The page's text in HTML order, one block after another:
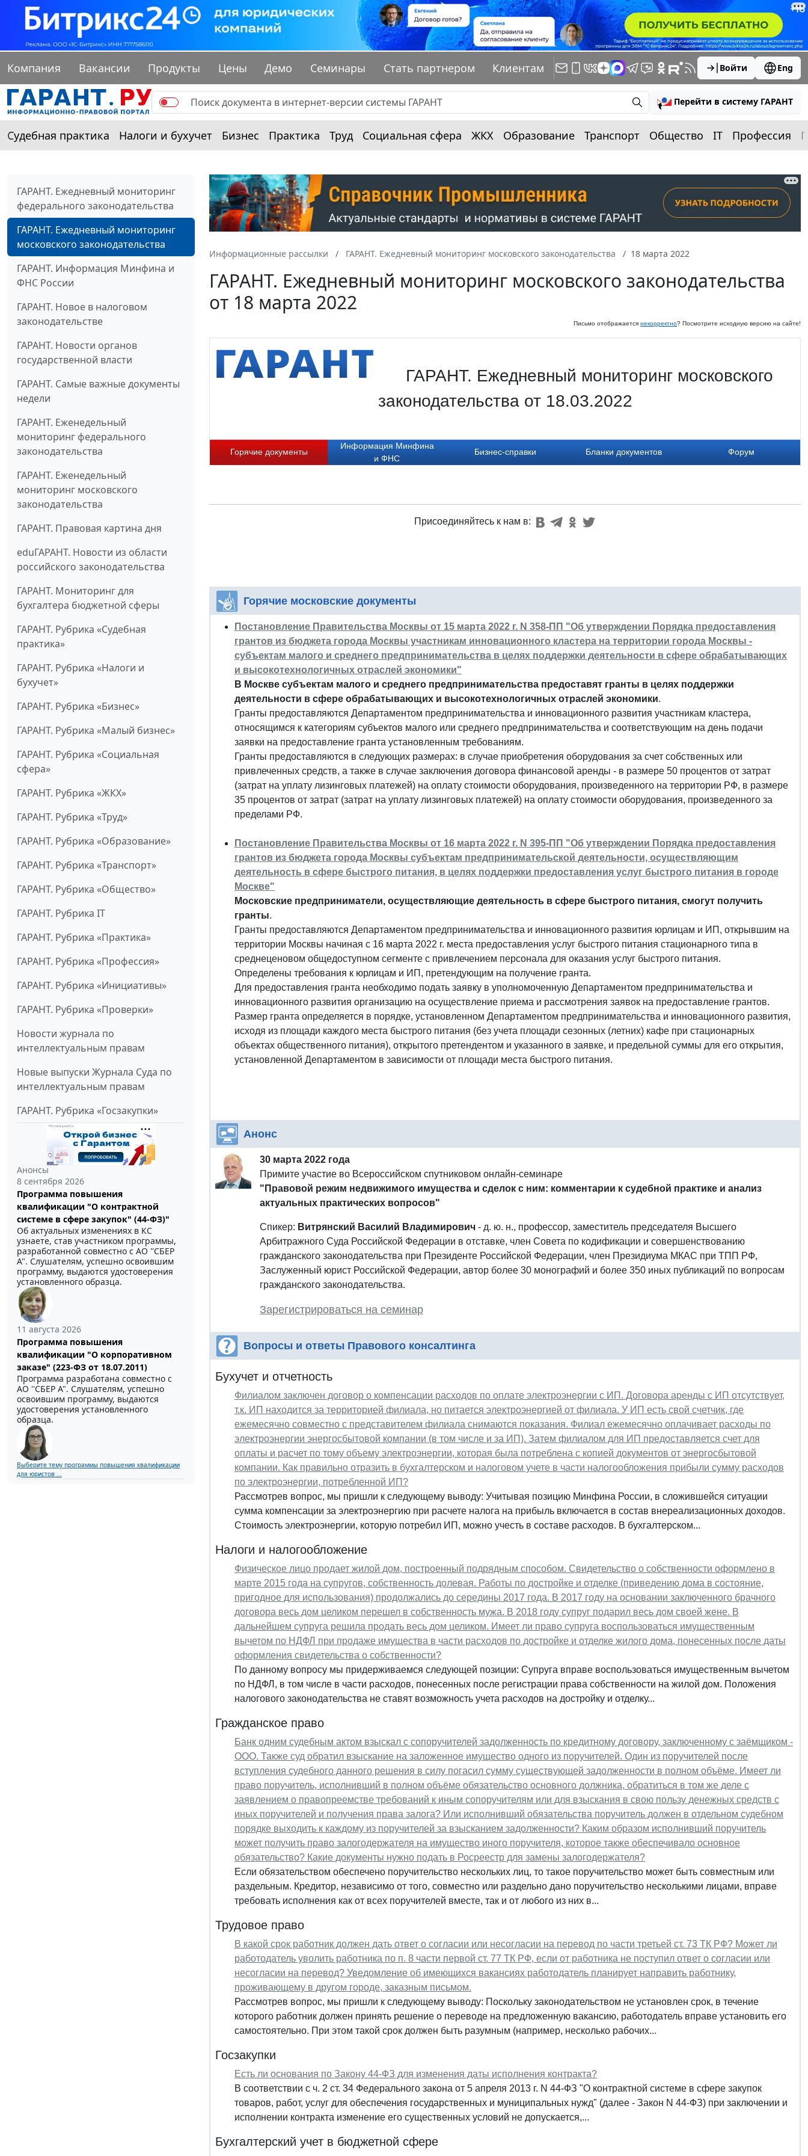
Компания Вакансии Продукты Цены Демо Семинары Стать партнером Клиентам Войти Eng
Перейти в систему ГАРАНТ
Судебная практика Налоги и бухучет Бизнес Практика Труд Социальная сфера ЖКХ Образование Транспорт Общество IT Профессия
ГАРАНТ. Ежедневный мониторинг
федерального законодательства
ГАРАНТ. Ежедневный мониторинг
московского законодательства
ГАРАНТ. Информация Минфина и
ФНС России
ГАРАНТ. Новое в налоговом
законодательстве
ГАРАНТ. Новости органов
государственной власти
ГАРАНТ. Самые важные документы
недели
ГАРАНТ. Еженедельный
мониторинг федерального
законодательства
ГАРАНТ. Еженедельный
мониторинг московского
законодательства
ГАРАНТ. Правовая картина дня
eduГАРАНТ. Новости из области
российского законодательства
ГАРАНТ. Мониторинг для
бухгалтера бюджетной сферы
ГАРАНТ. Рубрика «Судебная
практика»
ГАРАНТ. Рубрика «Налоги и
бухучет»
ГАРАНТ. Рубрика «Бизнес»
ГАРАНТ. Рубрика «Малый бизнес»
ГАРАНТ. Рубрика «Социальная
сфера»
ГАРАНТ. Рубрика «ЖКХ»
ГАРАНТ. Рубрика «Труд»
ГАРАНТ. Рубрика «Образование»
ГАРАНТ. Рубрика «Транспорт»
ГАРАНТ. Рубрика «Общество»
ГАРАНТ. Рубрика IT
ГАРАНТ. Рубрика «Практика»
ГАРАНТ. Рубрика «Профессия»
ГАРАНТ. Рубрика «Инициативы»
ГАРАНТ. Рубрика «Проверки»
Новости журнала по
интеллектуальным правам
Новые выпуски Журнала Суда по
интеллектуальным правам
ГАРАНТ. Рубрика «Госзакупки»
Анонсы
8 сентября 2026
Программа повышения
квалификации "О контрактной
системе в сфере закупок" (44-ФЗ)"
Об актуальных изменениях в КС
узнаете, став участником программы,
разработанной совместно с АО ''СБЕР
А". Слушателям, успешно освоившим
программу, выдаются удостоверения
установленного образца.
11 августа 2026
Программа повышения
квалификации "О корпоративном
заказе" (223-ФЗ от 18.07.2011)
Программа разработана совместно с
АО ''СБЕР А". Слушателям, успешно
освоившим программу, выдаются
удостоверения установленного
образца.
Выберите тему программы повышения квалификации
для юристов ...
Информационные рассылки ГАРАНТ. Ежедневный мониторинг московского законодательства 18 марта 2022
ГАРАНТ. Ежедневный мониторинг московского законодательства
от 18 марта 2022
Письмо отображается некорректно? Посмотрите исходную версию на сайте!
ГАРАНТ. Ежедневный мониторинг московского
законодательства от 18.03.2022
Горячие документы
Информация Минфина
и ФНС
Бизнес-справки Бланки документов Форум
Присоединяйтесь к нам в:
Горячие московские документы
Постановление Правительства Москвы от 15 марта 2022 г. N 358-ПП "Об утверждении Порядка предоставления
грантов из бюджета города Москвы участникам инновационного кластера на территории города Москвы -
субъектам малого и среднего предпринимательства в целях поддержки деятельности в сфере обрабатывающих
и высокотехнологичных отраслей экономики"
В Москве субъектам малого и среднего предпринимательства предоставят гранты в целях поддержки
деятельности в сфере обрабатывающих и высокотехнологичных отраслей экономики.
Гранты предоставляются Департаментом предпринимательства и инновационного развития участникам кластера,
относящимся к категориям субъектов малого или среднего предпринимательства и соответствующим на день подачи
заявки на предоставление гранта установленным требованиям.
Гранты предоставляются в следующих размерах: в случае приобретения оборудования за счет собственных или
привлеченных средств, а также в случае заключения договора финансовой аренды - в размере 50 процентов от затрат
(затрат на уплату лизинговых платежей) на оплату стоимости оборудования, произведенного на территории РФ, в размере
35 процентов от затрат (затрат на уплату лизинговых платежей) на оплату стоимости оборудования, произведенного за
пределами РФ.
Постановление Правительства Москвы от 16 марта 2022 г. N 395-ПП "Об утверждении Порядка предоставления
грантов из бюджета города Москвы субъектам предпринимательской деятельности, осуществляющим
деятельность в сфере быстрого питания, в целях поддержки предоставления услуг быстрого питания в городе
Москве"
Московские предприниматели, осуществляющие деятельность в сфере быстрого питания, смогут получить
гранты.
Гранты предоставляются Департаментом предпринимательства и инновационного развития юрлицам и ИП, открывшим на
территории Москвы начиная с 16 марта 2022 г. места предоставления услуг быстрого питания стационарного типа в
среднеценовом общедоступном сегменте с привлечением персонала для оказания услуг быстрого питания.
Определены требования к юрлицам и ИП, претендующим на получение гранта.
Для предоставления гранта необходимо подать заявку в уполномоченную Департаментом предпринимательства и
инновационного развития организацию на осуществление приема и рассмотрения заявок на предоставление грантов.
Размер гранта определяется в порядке, установленном Департаментом предпринимательства и инновационного развития,
исходя из площади каждого места быстрого питания (без учета площади сезонных (летних) кафе при стационарных
объектах общественного питания), открытого претендентом и указанного в заявке, и предельной суммы для его открытия,
установленной Департаментом в зависимости от площади места быстрого питания.
Анонс
30 марта 2022 года
Примите участие во Всероссийском спутниковом онлайн-семинаре
"Правовой режим недвижимого имущества и сделок с ним: комментарии к судебной практике и анализ
актуальных практических вопросов"
Спикер: Витрянский Василий Владимирович - д. ю. н., профессор, заместитель председателя Высшего
Арбитражного Суда Российской Федерации в отставке, член Совета по кодификации и совершенствованию
гражданского законодательства при Президенте Российской Федерации, член Президиума МКАС при ТПП РФ,
Заслуженный юрист Российской Федерации, автор более 30 монографий и более 350 иных публикаций по вопросам
гражданского законодательства.
Зарегистрироваться на семинар
Вопросы и ответы Правового консалтинга
Бухучет и отчетность
Филиалом заключен договор о компенсации расходов по оплате электроэнергии с ИП. Договора аренды с ИП отсутствует,
т.к. ИП находится за территорией филиала, но питается электроэнергией от филиала. У ИП есть свой счетчик, где
ежемесячно совместно с представителем филиала снимаются показания. Филиал ежемесячно оплачивает расходы по
электроэнергии энергосбытовой компании (в том числе и за ИП). Затем филиалом для ИП предоставляется счет для
оплаты и расчет по тому объему электроэнергии, которая была потреблена с копией документов от энергосбытовой
компании. Как правильно отразить в бухгалтерском и налоговом учете в части налогообложения прибыли сумму расходов
по электроэнергии, потребленной ИП?
Рассмотрев вопрос, мы пришли к следующему выводу: Учитывая позицию Минфина России, в сложившейся ситуации
сумма компенсации за электроэнергию при расчете налога на прибыль включается в состав внереализационных доходов.
Стоимость электроэнергии, которую потребил ИП, можно учесть в составе расходов. В бухгалтерском...
Налоги и налогообложение
Физическое лицо продает жилой дом, построенный подрядным способом. Свидетельство о собственности оформлено в
марте 2015 года на супругов, собственность долевая. Работы по достройке и отделке (приведению дома в состояние,
пригодное для использования) продолжались до середины 2017 года. В 2017 году на основании заключенного брачного
договора весь дом целиком перешел в собственность мужа. В 2018 году супруг подарил весь дом своей жене. В
дальнейшем супруга решила продать весь дом целиком. Имеет ли право супруга воспользоваться имущественным
вычетом по НДФЛ при продаже имущества в части расходов по достройке и отделке жилого дома, понесенных после даты
оформления свидетельства о собственности?
По данному вопросу мы придерживаемся следующей позиции: Супруга вправе воспользоваться имущественным вычетом
по НДФЛ, в том числе в части расходов, понесенных после регистрации права собственности на жилой дом. Положения
налогового законодательства не ставят возможность учета расходов на достройку и отделку...
Гражданское право
Банк одним судебным актом взыскал с сопоручителей задолженность по кредитному договору, заключенному с заёмщиком -
ООО. Также суд обратил взыскание на заложенное имущество одного из поручителей. Один из поручителей после
вступления судебного данного решения в силу погасил сумму существующей задолженности в полном объёме. Имеет ли
право поручитель, исполнивший в полном объёме обязательство основного должника, обратиться в том же деле с
заявлением о правопреемстве требований к иным сопоручителям или для взыскания в свою пользу денежных средств с
иных поручителей и получения права залога? Или исполнивший обязательства поручитель должен в отдельном судебном
порядке выходить к каждому из поручителей за взысканием задолженности? Каким образом исполнивший поручитель
может получить право залогодержателя на имущество иного поручителя, которое также обеспечивало основное
обязательство? Какие документы нужно подать в Росреестр для замены залогодержателя?
Если обязательством обеспечено поручительство нескольких лиц, то такое поручительство может быть совместным или
раздельным. Кредитор, независимо от того, совместно или раздельно дано поручительство несколькими лицами, вправе
требовать исполнения как от всех поручителей вместе, так и от любого из них в...
Трудовое право
В какой срок работник должен дать ответ о согласии или несогласии на перевод по части третьей ст. 73 ТК РФ? Может ли
работодатель уволить работника по п. 8 части первой ст. 77 ТК РФ, если от работника не поступил ответ о согласии или
несогласии на перевод? Уведомление об имеющихся вакансиях работодатель планирует направить работнику,
проживающему в другом городе, заказным письмом.
Рассмотрев вопрос, мы пришли к следующему выводу: Поскольку законодательством не установлен срок, в течение
которого работник должен принять решение о переводе на предложенную вакансию, работодатель вправе установить его
самостоятельно. При этом такой срок должен быть разумным (например, несколько рабочих...
Госзакупки
Есть ли основания по Закону 44-ФЗ для изменения даты исполнения контракта?
В соответствии с ч. 2 ст. 34 Федерального закона от 5 апреля 2013 г. N 44-ФЗ "О контрактной системе в сфере закупок
товаров, работ, услуг для обеспечения государственных и муниципальных нужд" (далее - Закон N 44-ФЗ) при заключении и
исполнении контракта изменение его существенных условий не допускается,...
Бухгалтерский учет в бюджетной сфере